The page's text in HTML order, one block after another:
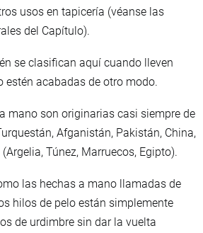
usos en tapicería (véanse las
del Capítulo).
se clasifican aquí cuando lleven
estén acabadas de otro modo.
mano son originarias casi siempre de
Afganistán, Pakistán, China,
Túnez, Marruecos, Egipto).
las hechas a mano llamadas de
hilos de pelo están simplemente
de urdimbre sin dar la vuelta